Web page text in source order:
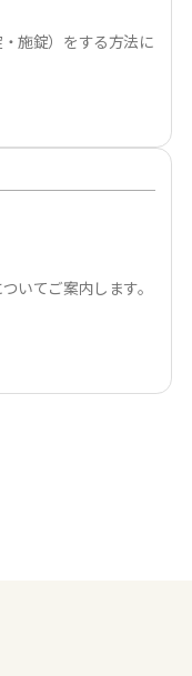
施錠）をする方法に
いてご案内します。